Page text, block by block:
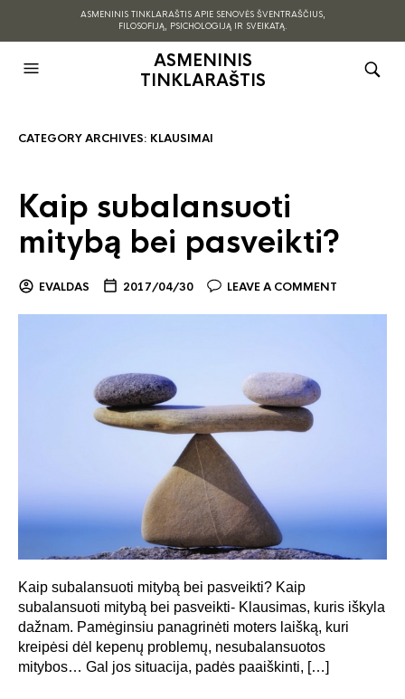
ASMENINIS TINKLARAŠTIS APIE SENOVĖS ŠVENTRAŠČIUS,
FILOSOFIJĄ, PSICHOLOGIJĄ IR SVEIKATĄ.
ASMENINIS
TINKLARAŠTIS
CATEGORY ARCHIVES: KLAUSIMAI
Kaip subalansuoti
mitybą bei pasveikti?
EVALDAS 2017/04/30 LEAVE A COMMENT
Kaip subalansuoti mitybą bei pasveikti? Kaip
subalansuoti mitybą bei pasveikti- Klausimas, kuris iškyla
dažnam. Pamėginsiu panagrinėti moters laišką, kuri
kreipėsi dėl kepenų problemų, nesubalansuotos
mitybos… Gal jos situacija, padės paaiškinti, […]